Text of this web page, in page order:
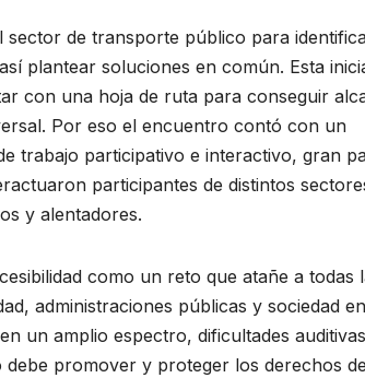
de transporte público para
plantear soluciones en común. Esta
con una hoja de ruta para conseguir
Por eso el encuentro contó con un
trabajo participativo e interactivo, gran
participantes de distintos
y alentadores.
como un reto que atañe a todas
administraciones públicas y sociedad
un amplio espectro, dificultades
promover y proteger los derechos de